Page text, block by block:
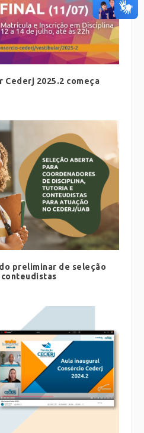
2025.2 começa
preliminar de seleção